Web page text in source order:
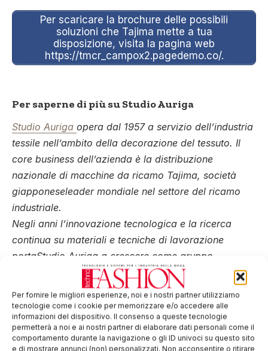
Per fornire le migliori esperienze, noi e i nostri partner utilizziamo
tecnologie come i cookie per memorizzare e/o accedere alle
informazioni del dispositivo. Il consenso a queste tecnologie
permetterà a noi e ai nostri partner di elaborare dati personali come il
comportamento durante la navigazione o gli ID univoci su questo sito
e di mostrare annunci (non) personalizzati. Non acconsentire o ritirare
Per scaricare la brochure delle possibili
soluzioni che Tajima mette a tua
disposizione, visita la pagina web
https://tmcr_campox2.pagedemo.co/.
Per saperne di più su Studio Auriga
Studio Auriga opera dal 1957 a servizio dell’industria
tessile nell’ambito della decorazione del tessuto. Il
core business dell’azienda è la distribuzione
nazionale di macchine da ricamo Tajima, società
giapponeseleader mondiale nel settore del ricamo
industriale.
Negli anni l’innovazione tecnologica e la ricerca
continua su materiali e tecniche di lavorazione
portaStudio Auriga a crescere come gruppo.
L’offerta si amplia gradualmente anche di altri
prodotti destinati ad operatori tessili tra i quali filati
Aurifil per il ricamo industriale e domestico, software
Pulse per la creazione didisegni da ricamare o
stampare, stampanti digitali Anajet per tessuto e